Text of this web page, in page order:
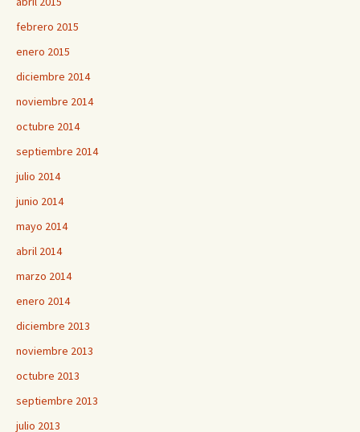
febrero 2015
enero 2015
diciembre 2014
noviembre 2014
octubre 2014
septiembre 2014
julio 2014
junio 2014
mayo 2014
abril 2014
marzo 2014
enero 2014
diciembre 2013
noviembre 2013
octubre 2013
septiembre 2013
julio 2013